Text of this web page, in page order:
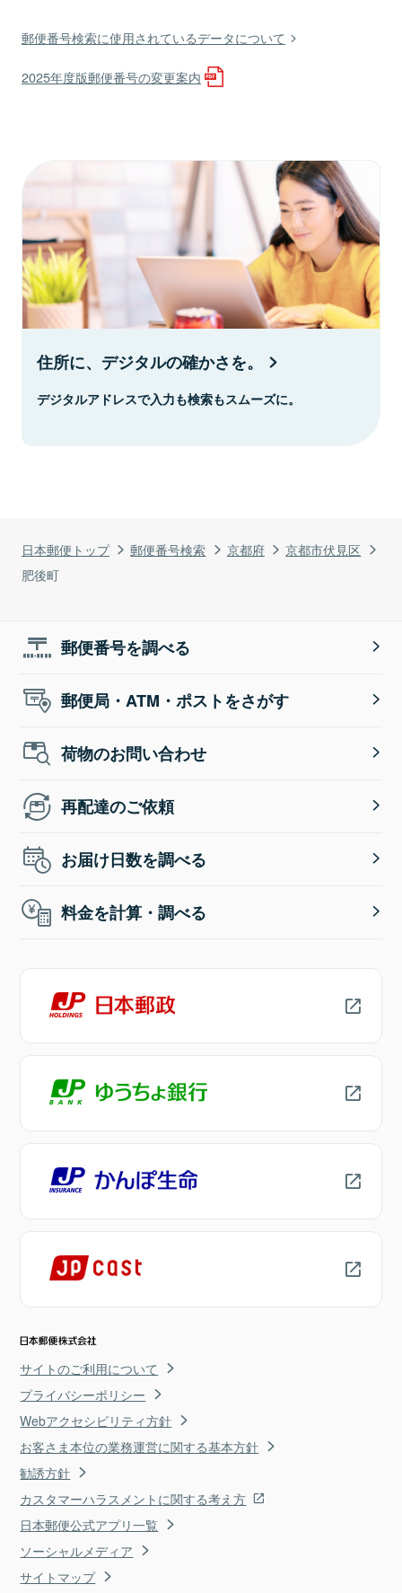
日本郵便トップ 郵便番号検索 京都府
京都市伏見区
肥後町
郵便番号検索に使用されているデータについて
2025年度版郵便番号の変更案内
住所に、デジタルの確かさを。
デジタルアドレスで入力も検索もスムーズに。
郵便番号を調べる
郵便局・ATM・ポストをさがす
荷物のお問い合わせ
再配達のご依頼
お届け日数を調べる
料金を計算・調べる
サイトのご利用について
プライバシーポリシー
Webアクセシビリティ方針
お客さま本位の業務運営に関する基本方針
勧誘方針
カスタマーハラスメントに関する考え方
日本郵便公式アプリ一覧
ソーシャルメディア
サイトマップ